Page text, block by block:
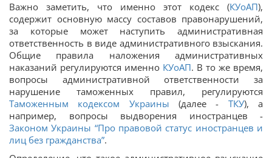
Важно заметить, что именно этот кодекс (КУоАП),
содержит основную массу составов правонарушений,
за которые может наступить административная
ответственность в виде административного взыскания.
​​Общие правила наложения административных
наказаний регулируются именно КУоАП. В то же время,
вопросы административной ответственности за
нарушение таможенных правил, регулируются
Таможенным кодексом Украины (далее - ТКУ), а
например, вопросы выдворения иностранцев -
Законом Украины “Про правовой статус иностранцев и
лиц без гражданства”.